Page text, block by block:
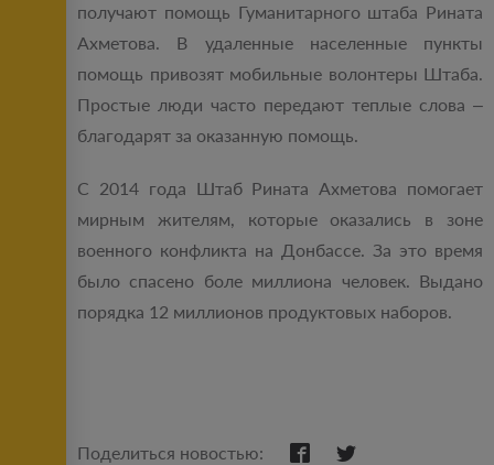
получают помощь Гуманитарного штаба Рината
Ахметова. В удаленные населенные пункты
помощь привозят мобильные волонтеры Штаба.
Простые люди часто передают теплые слова –
благодарят за оказанную помощь.
С 2014 года Штаб Рината Ахметова помогает
мирным жителям, которые оказались в зоне
военного конфликта на Донбассе. За это время
было спасено боле миллиона человек. Выдано
порядка 12 миллионов продуктовых наборов.
Поделиться новостью: